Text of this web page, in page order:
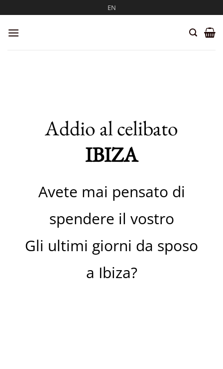
ai
contenuti
EN
Addio al celibato
IBIZA
Avete mai pensato di
spendere il vostro
Gli ultimi giorni da sposo
a Ibiza?